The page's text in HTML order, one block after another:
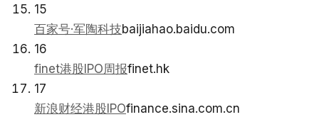
15
百家号·军陶科技baijiahao.baidu.com
16
finet港股IPO周报finet.hk
17
新浪财经港股IPOfinance.sina.com.cn